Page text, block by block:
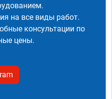
на все виды работ.
консультации по
цены.